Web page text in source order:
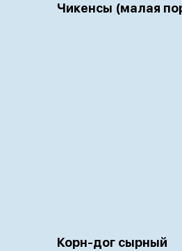
Чикенсы (малая
Корн-дог сырный